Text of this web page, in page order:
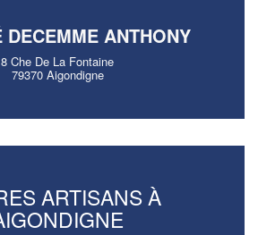
DECEMME ANTHONY
8 Che De La Fontaine
79370 Aigondigne
ARTISANS À